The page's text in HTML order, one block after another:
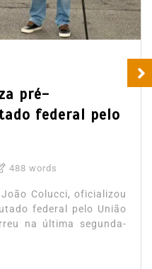
pré-
federal pelo
488 words
Colucci, oficializou
federal pelo União
na última segunda-